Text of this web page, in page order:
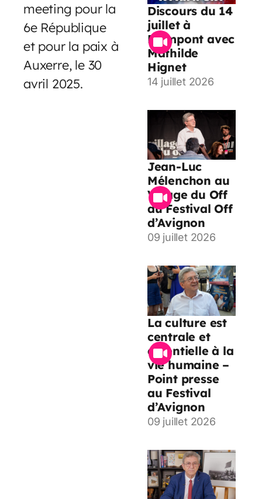
meeting pour la
6e République
et pour la paix à
Auxerre, le 30
avril 2025.
Discours du 14
juillet à
Paimpont avec
Mathilde
Hignet
14 juillet 2026
Jean-Luc
Mélenchon au
Village du Off
du Festival Off
d’Avignon
09 juillet 2026
La culture est
centrale et
essentielle à la
vie humaine –
Point presse
au Festival
d’Avignon
09 juillet 2026